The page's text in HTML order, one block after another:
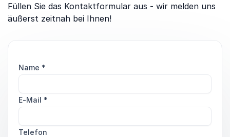
Füllen Sie das Kontaktformular aus - wir melden uns
äußerst zeitnah bei Ihnen!
Name *
E-Mail *
Telefon